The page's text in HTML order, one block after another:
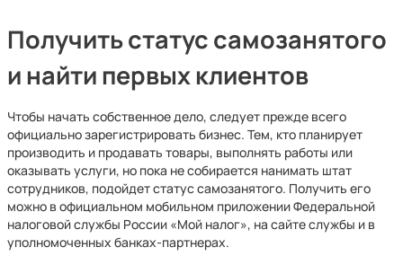
Получить статус самозанятого
и найти первых клиентов
Чтобы начать собственное дело, следует прежде всего
официально зарегистрировать бизнес. Тем, кто планирует
производить и продавать товары, выполнять работы или
оказывать услуги, но пока не собирается нанимать штат
сотрудников, подойдет статус самозанятого. Получить его
можно в официальном мобильном приложении Федеральной
налоговой службы России «Мой налог», на сайте службы и в
уполномоченных банках-партнерах.